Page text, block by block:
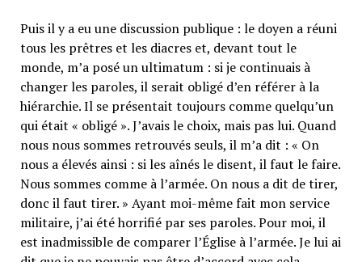
Puis il y a eu une discussion publique : le doyen a réuni
tous les prêtres et les diacres et, devant tout le
monde, m’a posé un ultimatum : si je continuais à
changer les paroles, il serait obligé d’en référer à la
hiérarchie. Il se présentait toujours comme quelqu’un
qui était « obligé ». J’avais le choix, mais pas lui. Quand
nous nous sommes retrouvés seuls, il m’a dit : « On
nous a élevés ainsi : si les aînés le disent, il faut le faire.
Nous sommes comme à l’armée. On nous a dit de tirer,
donc il faut tirer. » Ayant moi-même fait mon service
militaire, j’ai été horrifié par ses paroles. Pour moi, il
est inadmissible de comparer l’Église à l’armée. Je lui ai